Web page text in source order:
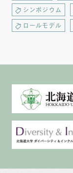
シンポジウム
ロールモデル